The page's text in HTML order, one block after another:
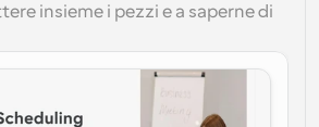
insieme i pezzi e a saperne di